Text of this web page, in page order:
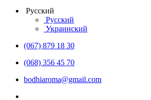
Русский
Русский
Украинский
(067) 879 18 30
(068) 356 45 70
bodhiaroma@gmail.com